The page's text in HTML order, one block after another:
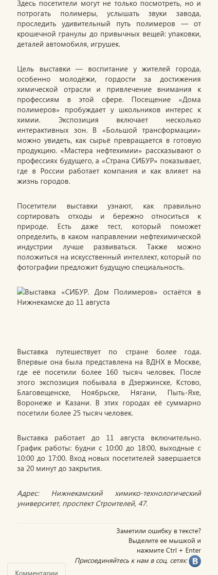
Здесь посетители могут не только посмотреть, но и
потрогать полимеры, услышать звуки завода,
проследить удивительный путь полимеров — от
крошечной гранулы до привычных вещей: упаковки,
деталей автомобиля, игрушек.
Цель выставки — воспитание у жителей города,
особенно молодёжи, гордости за достижения
химической отрасли и привлечение внимания к
профессиям в этой сфере. Посещение «Дома
полимеров» пробуждает у школьников интерес к
химии. Экспозиция включает несколько
интерактивных зон. В «Большой трансформации»
можно увидеть, как сырьё превращается в готовую
продукцию. «Мастера нефтехимии» рассказывают о
профессиях будущего, а «Страна СИБУР» показывает,
где в России работает компания и как влияет на
жизнь городов.
Посетители выставки узнают, как правильно
сортировать отходы и бережно относиться к
природе. Есть даже тест, который поможет
определить, в каком направлении нефтехимической
индустрии лучше развиваться. Также можно
положиться на искусственный интеллект, который по
фотографии предложит будущую специальность.
Выставка путешествует по стране более года.
Впервые она была представлена на ВДНХ в Москве,
где её посетили более 160 тысяч человек. После
этого экспозиция побывала в Дзержинске, Кстово,
Благовещенске, Ноябрьске, Нягани, Пыть-Яхе,
Воронеже и Казани. В этих городах её суммарно
посетили более 25 тысяч человек.
Выставка работает до 11 августа включительно.
График работы: будни с 10:00 до 18:00, выходные с
10:00 до 17:00. Вход новых посетителей завершается
за 20 минут до закрытия.
Адрес: Нижнекамский химико-технологический
университет, проспект Строителей, 47.
Заметили ошибку в тексте?
Выделите ее мышкой и
нажмите Ctrl + Enter
Присоединяйтесь к нам в соц. сетях:
Комментарии